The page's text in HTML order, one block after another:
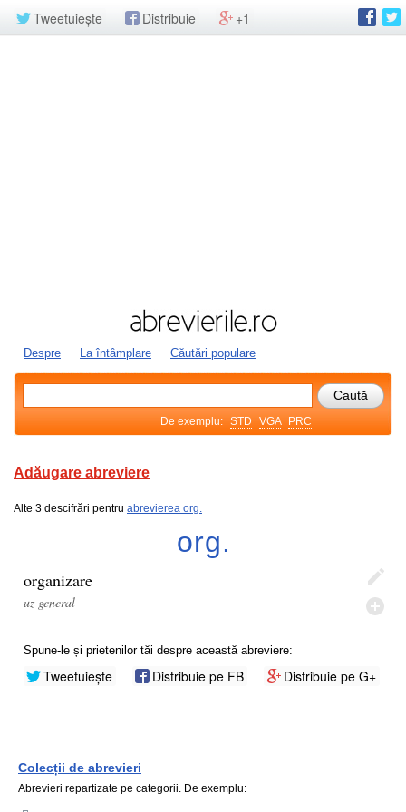
Tweetuiește Distribuie +1
Despre La întâmplare Căutări populare
De exemplu: STD VGA PRC
Adăugare abreviere
Alte 3 descifrări pentru abrevierea org.
org.
organizare
uz general
Spune-le și prietenilor tăi despre această abreviere:
Tweetuiește Distribuie pe FB Distribuie pe G+
Colecții de abrevieri
Abrevieri repartizate pe categorii. De exemplu: